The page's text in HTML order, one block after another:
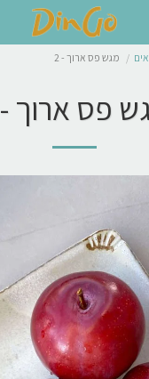
מגש פס ארוך - 2
פס ארוך - 2